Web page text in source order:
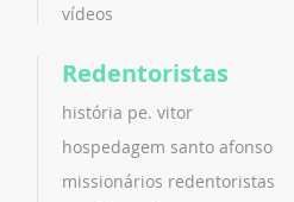
vídeos
Redentoristas
história pe. vitor
hospedagem santo afonso
missionários redentoristas